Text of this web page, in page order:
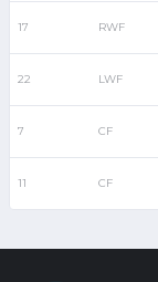
17 RWF
22 LWF
7 CF
11 CF